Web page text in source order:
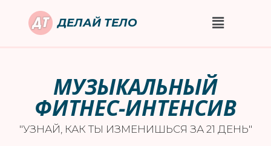
ДЕЛАЙ ТЕЛО
МУЗЫКАЛЬНЫЙ
ФИТНЕС-ИНТЕНСИВ
"УЗНАЙ, КАК ТЫ ИЗМЕНИШЬСЯ ЗА 21 ДЕНЬ"